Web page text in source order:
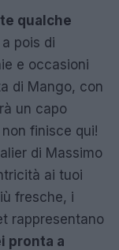
qualche
pois di
e occasioni
di Mango, con
un capo
finisce qui!
di Massimo
ai tuoi
fresche, i
rappresentano
pronta a